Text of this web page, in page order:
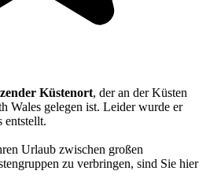
Küstenort, der an der Küsten
Wales gelegen ist. Leider wurde er
entstellt.
Urlaub zwischen großen
zu verbringen, sind Sie hier